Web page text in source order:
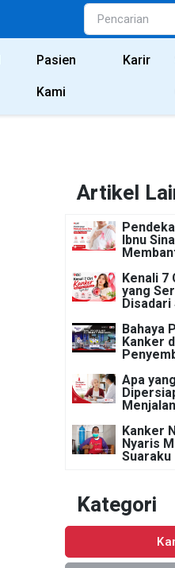
Pasien
Kami
Karir
Artikel
Ibnu
Kenali 7
yang
Disadari
Bahaya
Kanker
Apa
Kanker
Nyaris
Suaraku
Kategori